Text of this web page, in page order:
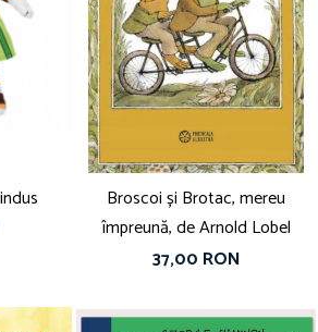
Broscoi și Brotac, mereu
împreună, de Arnold Lobel
37,00 RON